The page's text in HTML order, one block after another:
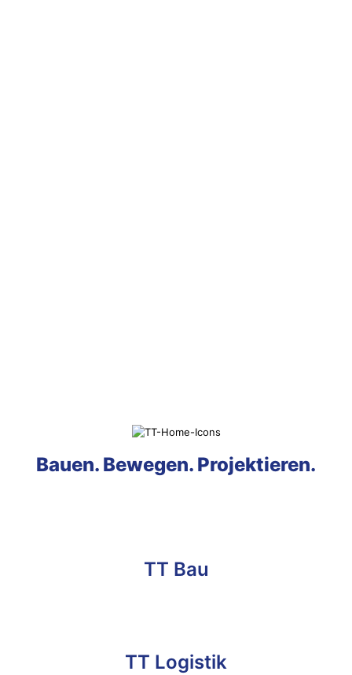
Bauen. Bewegen. Projektieren.
TT Bau
TT Logistik